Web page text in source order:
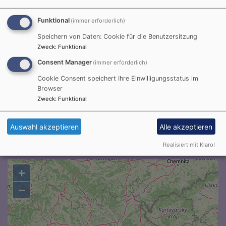
Du bist der Gott, der mir hilft; täglich harre ich auf
dich.
Psalm 25,5
Bittet, so wird euch gegeben; suchet, so werdet ihr
finden; klopfet an, so wird euch aufgetan.
Matthäus 7,7
+
−
Funktional (immer erforderlich)
Speichern von Daten: Cookie für die Benutzersitzung
Zweck: Funktional
Consent Manager (immer erforderlich)
Cookie Consent speichert Ihre Einwilligungsstatus im
Browser
Zweck: Funktional
Auswahl akzeptieren Alle akzeptieren
Realisiert mit Klaro!